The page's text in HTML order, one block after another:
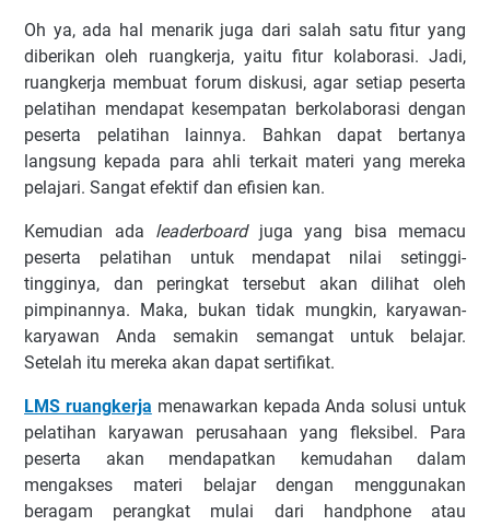
Oh ya, ada hal menarik juga dari salah satu fitur yang
diberikan oleh ruangkerja, yaitu fitur kolaborasi. Jadi,
ruangkerja membuat forum diskusi, agar setiap peserta
pelatihan mendapat kesempatan berkolaborasi dengan
peserta pelatihan lainnya. Bahkan dapat bertanya
langsung kepada para ahli terkait materi yang mereka
pelajari. Sangat efektif dan efisien kan.
Kemudian ada leaderboardjuga yang bisa memacu
peserta pelatihan untuk mendapat nilai setinggi-
tingginya, dan peringkat tersebut akan dilihat oleh
pimpinannya. Maka, bukan tidak mungkin, karyawan-
karyawan Anda semakin semangat untuk belajar.
Setelah itu mereka akan dapat sertifikat.
LMS ruangkerja menawarkan kepada Anda solusi untuk
pelatihan karyawan perusahaan yang fleksibel. Para
peserta akan mendapatkan kemudahan dalam
mengakses materi belajar dengan menggunakan
beragam perangkat mulai dari handphone atau